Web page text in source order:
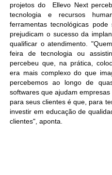
projetos do Ellevo Next
tecnologia e recursos
ferramentas tecnológicas
prejudicam o sucesso da
qualificar o atendimento.
feira de tecnologia ou
percebeu que, na prática,
era mais complexo do que
percebemos ao longo de
softwares que ajudam
para seus clientes é que, para
investir em educação de
clientes", aponta.